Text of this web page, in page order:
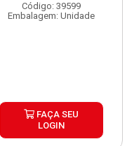
Código: 39599
Embalagem: Unidade
FAÇA SEU
LOGIN